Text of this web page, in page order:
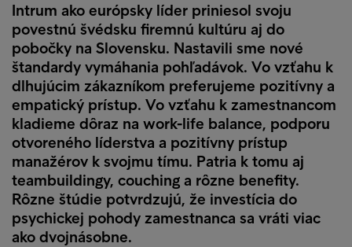
Intrum ako európsky líder priniesol svoju
povestnú švédsku firemnú kultúru aj do
pobočky na Slovensku. Nastavili sme nové
štandardy vymáhania pohľadávok. Vo vzťahu k
dlhujúcim zákazníkom preferujeme pozitívny a
empatický prístup. Vo vzťahu k zamestnancom
kladieme dôraz na work-life balance, podporu
otvoreného líderstva a pozitívny prístup
manažérov k svojmu tímu. Patria k tomu aj
teambuildingy, couching a rôzne benefity.
Rôzne štúdie potvrdzujú, že investícia do
psychickej pohody zamestnanca sa vráti viac
ako dvojnásobne.